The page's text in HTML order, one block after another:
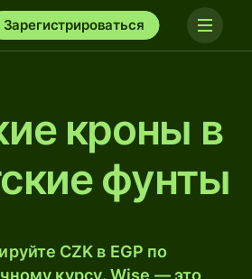
Зарегистрироваться
кроны в
фунты
CZK в EGP по
курсу. Wise — это